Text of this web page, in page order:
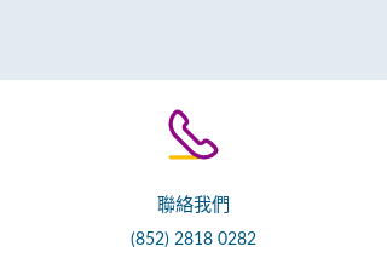
聯絡我們
(852) 2818 0282